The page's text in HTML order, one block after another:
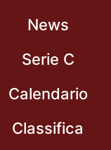
News
Serie C
Calendario
Classifica